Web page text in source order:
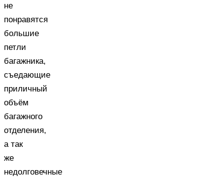
не
понравятся
большие
петли
багажника,
съедающие
приличный
объём
багажного
отделения,
а так
же
недолговечные